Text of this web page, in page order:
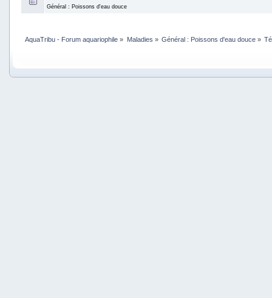
Général : Poissons d'eau douce
AquaTribu - Forum aquariophile » Maladies » Général : Poissons d'eau douce»